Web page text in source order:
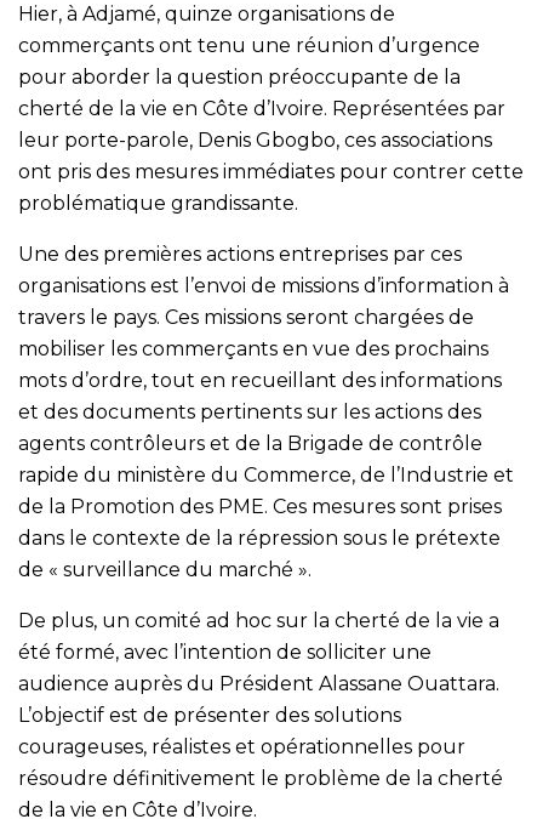
Hier, à Adjamé, quinze organisations de
commerçants ont tenu une réunion d’urgence
pour aborder la question préoccupante de la
cherté de la vie en Côte d’Ivoire. Représentées par
leur porte-parole, Denis Gbogbo, ces associations
ont pris des mesures immédiates pour contrer cette
problématique grandissante.
Une des premières actions entreprises par ces
organisations est l’envoi de missions d’information à
travers le pays. Ces missions seront chargées de
mobiliser les commerçants en vue des prochains
mots d’ordre, tout en recueillant des informations
et des documents pertinents sur les actions des
agents contrôleurs et de la Brigade de contrôle
rapide du ministère du Commerce, de l’Industrie et
de la Promotion des PME. Ces mesures sont prises
dans le contexte de la répression sous le prétexte
de « surveillance du marché ».
De plus, un comité ad hoc sur la cherté de la vie a
été formé, avec l’intention de solliciter une
audience auprès du Président Alassane Ouattara.
L’objectif est de présenter des solutions
courageuses, réalistes et opérationnelles pour
résoudre définitivement le problème de la cherté
de la vie en Côte d’Ivoire.